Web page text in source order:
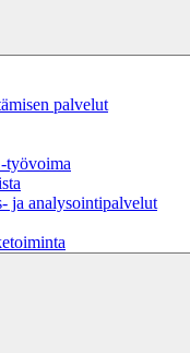
palvelut
työvoima
ja analysointipalvelut